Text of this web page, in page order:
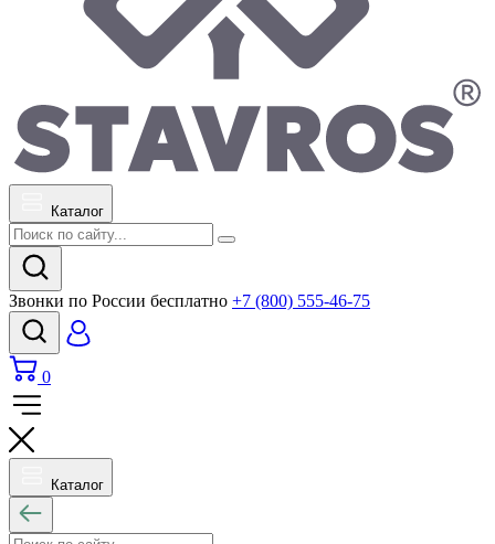
Каталог
Звонки по России бесплатно +7 (800) 555-46-75
0
Каталог